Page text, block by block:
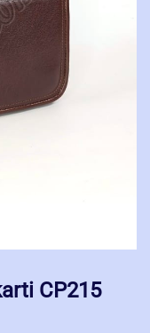
СР215